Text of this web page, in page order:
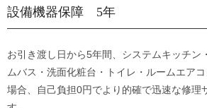
設備機器保障 5年
お引き渡し日から5年間、システムキッチン
ムバス・洗面化粧台・トイレ・ルームエア
場合、自己負担0円でより的確で迅速な修理